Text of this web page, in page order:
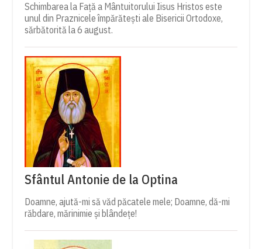
Schimbarea la Față a Mântuitorului Iisus Hristos este
unul din Praznicele împărătești ale Bisericii Ortodoxe,
sărbătorită la 6 august.
Sfântul Antonie de la Optina
Doamne, ajută-mi să văd păcatele mele; Doamne, dă-mi
răbdare, mărinimie şi blândeţe!